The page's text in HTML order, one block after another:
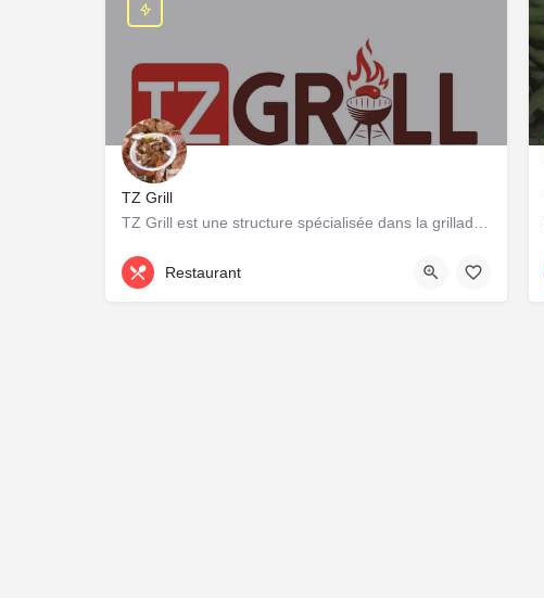
TZ Grill
TZ Grill est une structure spécialisée dans la grillade du bétail et volailles local-es.
71 32 93 41
Restaurant